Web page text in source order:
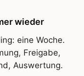
wieder
eine Woche.
Freigabe,
Auswertung.